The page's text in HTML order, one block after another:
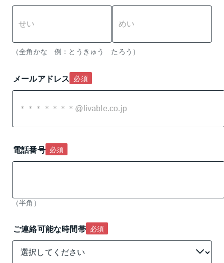
メールアドレス 必須
電話番号 必須
（半角）
ご連絡可能な時間帯 必須